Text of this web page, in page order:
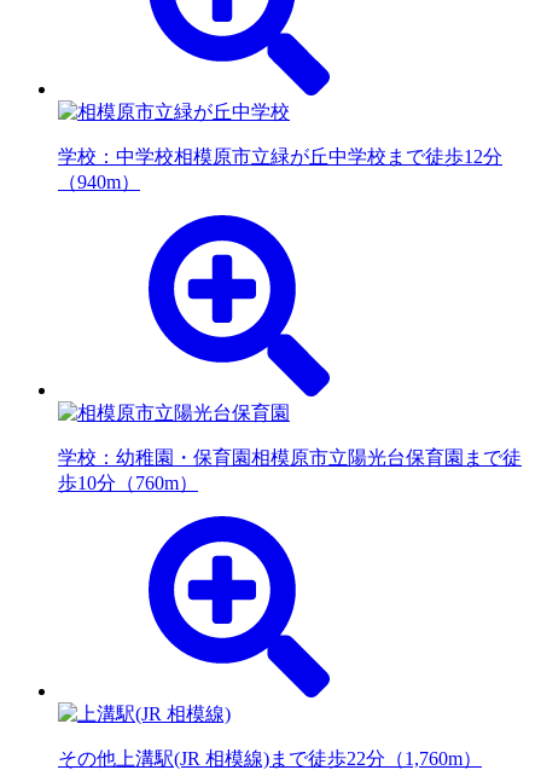
学校：中学校相模原市立緑が丘中学校まで徒歩12分
（940m）
学校：幼稚園・保育園相模原市立陽光台保育園まで徒
歩10分（760m）
その他 上溝駅(JR 相模線)まで徒歩22分（1,760m）